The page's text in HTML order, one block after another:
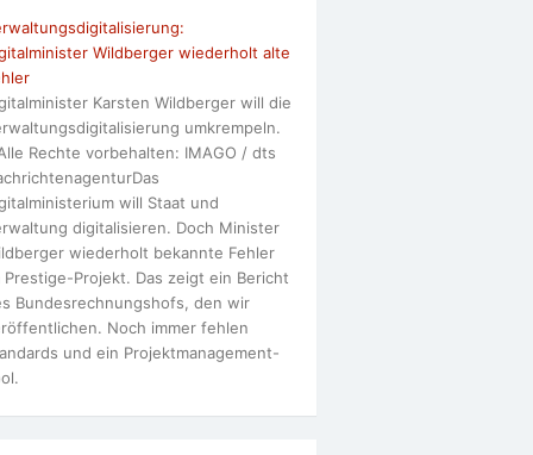
Wildberger wiederholt alte
Karsten Wildberger will die
umkrempeln.
Rechte vorbehalten: IMAGO / dts
will Staat und
digitalisieren. Doch Minister
wiederholt bekannte Fehler
Prestige-Projekt. Das zeigt ein Bericht
Bundesrechnungshofs, den wir
Noch immer fehlen
und ein Projektmanagement-